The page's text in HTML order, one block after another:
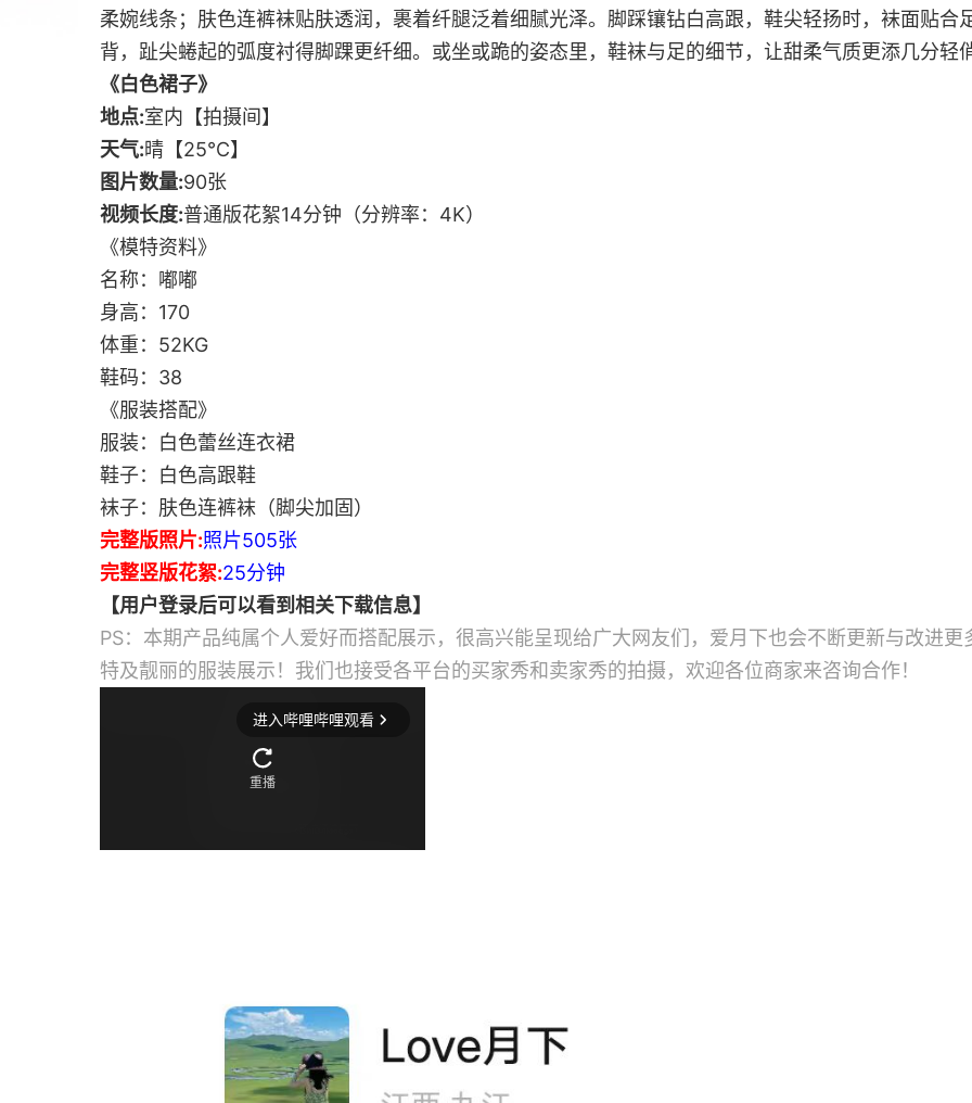
柔婉线条；肤色连裤袜贴肤透润，裹着纤腿泛着细腻光泽。脚踩镶钻白高跟，鞋尖轻扬时，袜面贴合
背，趾尖蜷起的弧度衬得脚踝更纤细。或坐或跪的姿态里，鞋袜与足的细节，让甜柔气质更添几分轻
《白色裙子》
地点:室内【拍摄间】
天气:晴【25℃】
图片数量:90张
视频长度:普通版花絮14分钟（分辨率：4K）
《模特资料》
名称：嘟嘟
身高：170
体重：52KG
鞋码：38
《服装搭配》
服装：白色蕾丝连衣裙
鞋子：白色高跟鞋
袜子：肤色连裤袜（脚尖加固）
完整版照片:照片505张
完整竖版花絮:25分钟
【用户登录后可以看到相关下载信息】
PS：本期产品纯属个人爱好而搭配展示，很高兴能呈现给广大网友们，爱月下也会不断更新与改进更
特及靓丽的服装展示！我们也接受各平台的买家秀和卖家秀的拍摄，欢迎各位商家来咨询合作！